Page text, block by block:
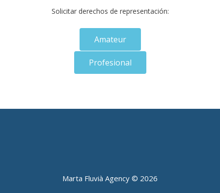
Solicitar derechos de representación:
Amateur
Profesional
Marta Fluvià Agency © 2026